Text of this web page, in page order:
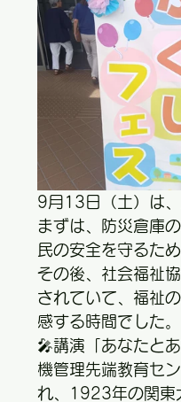
9月13日（土）は
まずは、防災倉庫
民の安全を守るた
その後、社会福祉
されていて、福祉
感する時間でした。
🎤講演「あなたと
機管理先端教育セ
れ、1923年の関東